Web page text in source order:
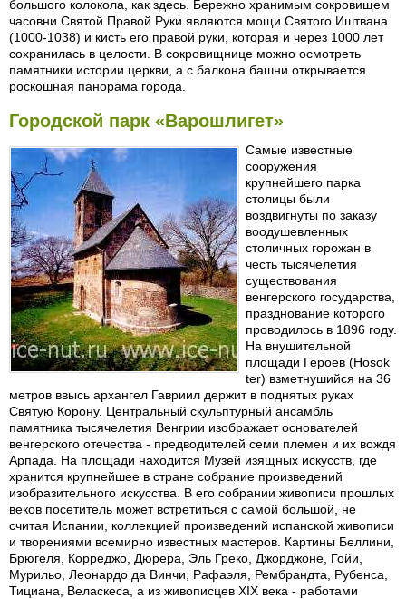
большого колокола, как здесь. Бережно хранимым сокровищем
часовни Святой Правой Руки являются мощи Святого Иштвана
(1000-1038) и кисть его правой руки, которая и через 1000 лет
сохранилась в целости. В сокровищнице можно осмотреть
памятники истории церкви, а с балкона башни открывается
роскошная панорама города.
Городской парк «Варошлигет»
Самые известные
сооружения
крупнейшего парка
столицы были
воздвигнуты по заказу
воодушевленных
столичных горожан в
честь тысячелетия
существования
венгерского государства,
празднование которого
проводилось в 1896 году.
На внушительной
площади Героев (Hosok
ter) взметнушийся на 36
метров ввысь архангел Гавриил держит в поднятых руках
Святую Корону. Центральный скульптурный ансамбль
памятника тысячелетия Венгрии изображает основателей
венгерского отечества - предводителей семи племен и их вождя
Арпада. На площади находится Музей изящных искусств, где
хранится крупнейшее в стране собрание произведений
изобразительного искусства. В его собрании живописи прошлых
веков посетитель может встретиться с самой большой, не
считая Испании, коллекцией произведений испанской живописи
и творениями всемирно известных мастеров. Картины Беллини,
Брюгеля, Корреджо, Дюрера, Эль Греко, Джорджоне, Гойи,
Мурильо, Леонардо да Винчи, Рафаэля, Рембрандта, Рубенса,
Тициана, Веласкеса, а из живописцев XIX века - работами